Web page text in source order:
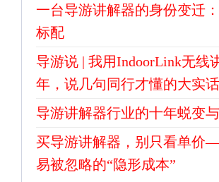
一台导游讲解器的身份变迁
标配
导游说 | 我用IndoorLink无线
年，说几句同行才懂的大实话
导游讲解器行业的十年蜕变
买导游讲解器，别只看单价
易被忽略的“隐形成本”